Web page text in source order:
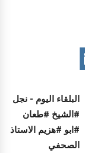
البلقاء اليوم - نجل
#الشيخ #طعان
#ابو #هزيم الاستاذ
الصحفي